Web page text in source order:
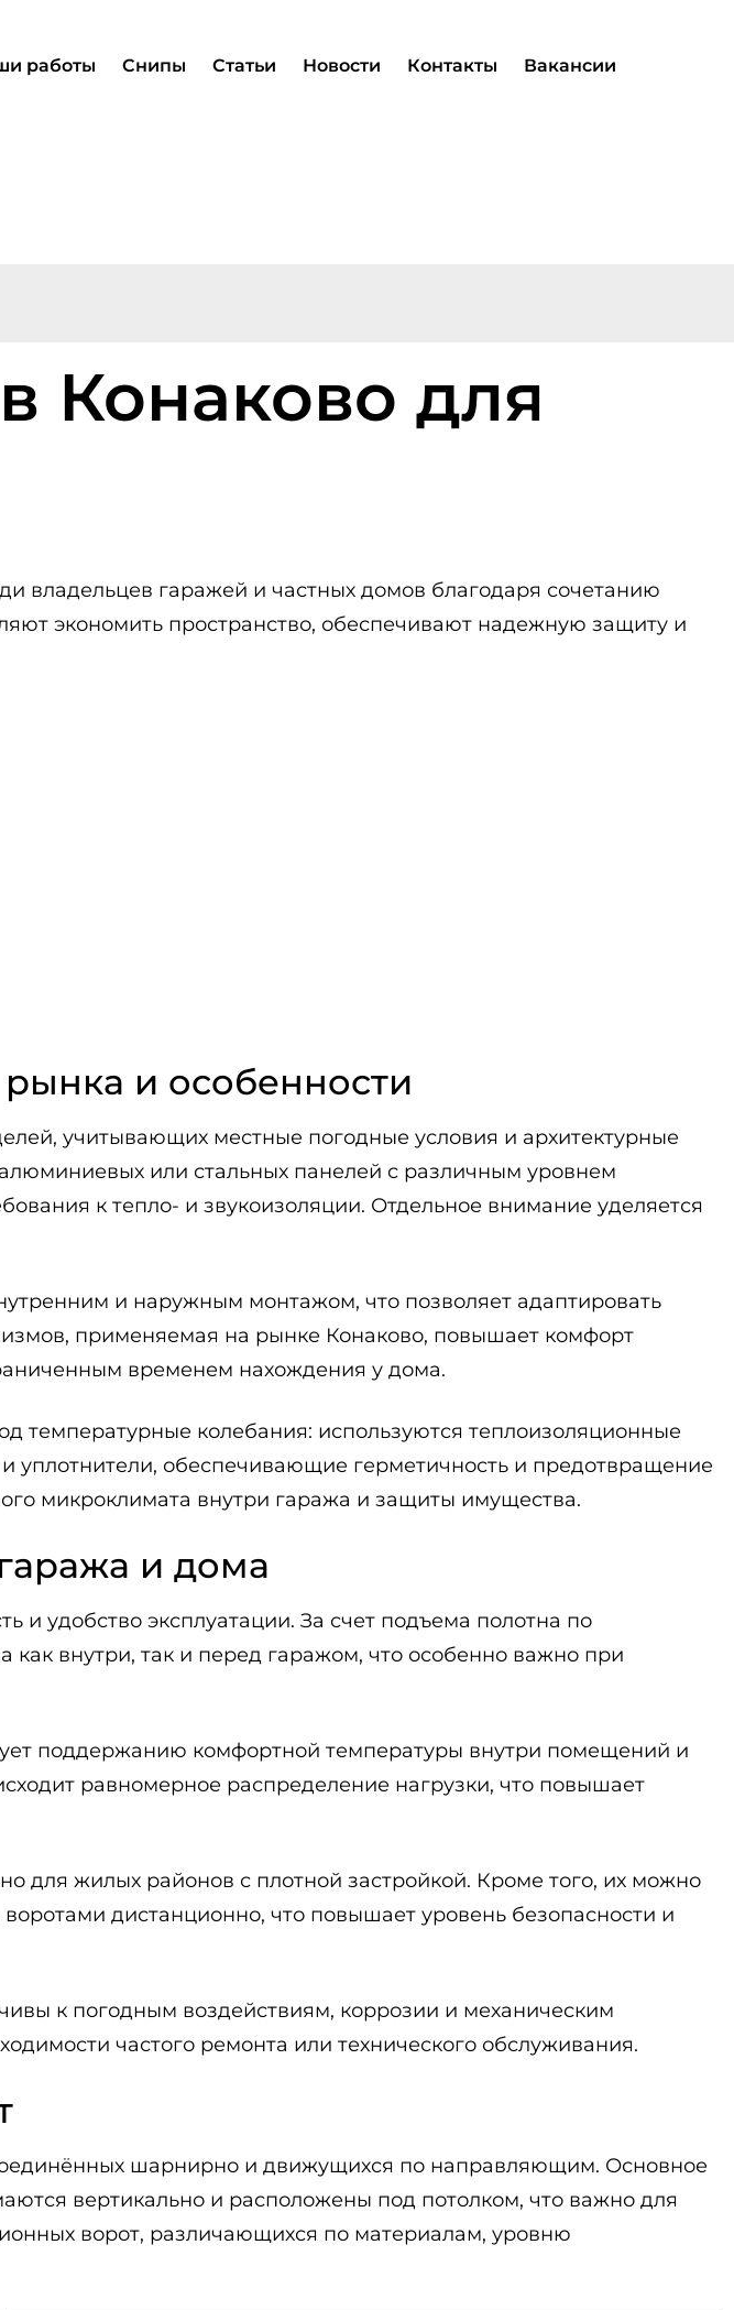
работы Снипы Статьи Новости Контакты Вакансии
Конаково для
владельцев гаражей и частных домов благодаря сочетанию
экономить пространство, обеспечивают надежную защиту и
и особенности
учитывающих местные погодные условия и архитектурные
или стальных панелей с различным уровнем
к тепло- и звукоизоляции. Отдельное внимание уделяется
и наружным монтажом, что позволяет адаптировать
применяемая на рынке Конаково, повышает комфорт
временем нахождения у дома.
температурные колебания: используются теплоизоляционные
обеспечивающие герметичность и предотвращение
микроклимата внутри гаража и защиты имущества.
и дома
удобство эксплуатации. За счет подъема полотна по
внутри, так и перед гаражом, что особенно важно при
поддержанию комфортной температуры внутри помещений и
равномерное распределение нагрузки, что повышает
для жилых районов с плотной застройкой. Кроме того, их можно
дистанционно, что повышает уровень безопасности и
к погодным воздействиям, коррозии и механическим
частого ремонта или технического обслуживания.
шарнирно и движущихся по направляющим. Основное
вертикально и расположены под потолком, что важно для
ворот, различающихся по материалам, уровню